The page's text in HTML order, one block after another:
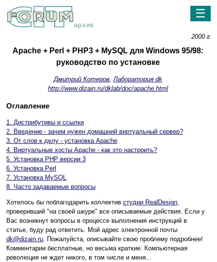
архив
☰
2000 г
Apache + Perl + PHP3 + MySQL для Windows 95/98:
руководство по установке
Дмитрий Котеров,Лаборатория dk
http://www.dizain.ru/dklab/doc/apache.html
Оглавление
1. Дистрибутивы и ссылки
2. Введение - зачем нужен домашний виртуальный сервер?
3. От слов к делу - установка Apache
4. Виртуальные хосты Apache - как это настроить?
5. Установка PHP версии 3
6. Установка Perl
7. Установка MySQL
8. Часто задаваемые вопросы
Хотелось бы поблагодарить коллектив студии RealDesign,
проверивший "на своей шкуре" все описываемые действия. Если у
Вас возникнут вопросы в процессе выполнения инструкций в
статье, буду рад ответить. Мой адрес электронной почты
dk@dizain.ru. Пожалуйста, описывайте свою проблему подробнее!
Комментарии бесплатные, но весьма краткие. Компьютерная
революция не ждет никого, в том числе и меня...